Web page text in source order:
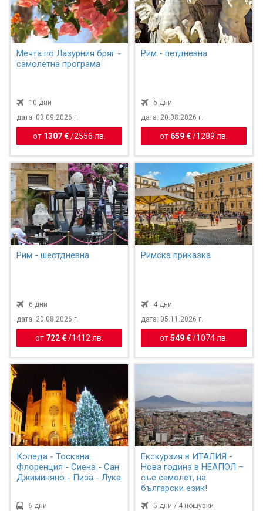
Мечта по Лазурния бряг -
самолетна програма
10 дни
дата: 03.09.2026 г.
от 1307 € /2556 лв.
Рим - петдневна
5 дни
дата: 20.08.2026 г.
от 659 €/ 1289 лв.
Рим - шестдневна
6 дни
дата: 20.08.2026 г.
от 722 € / 1412 лв.
Римска приказка
4 дни
дата: 05.11.2026 г.
от549 €/ 1074 лв.
Коледа - Тоскана:
Флоренция - Сиена - Сан
Джиминяно - Пиза - Лука
6 дни
Екскурзия в ИТАЛИЯ -
Нова година в НЕАПОЛ –
със самолет, на
български език!
5 дни / 4 нощувки